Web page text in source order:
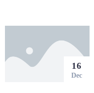
16
Dec